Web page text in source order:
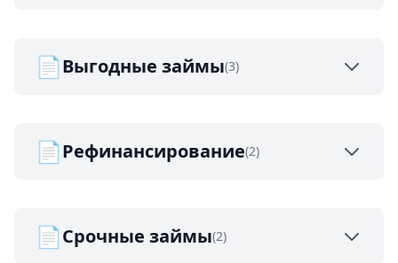
📄Выгодные займы(3)
📄Рефинансирование(2)
📄Срочные займы(2)